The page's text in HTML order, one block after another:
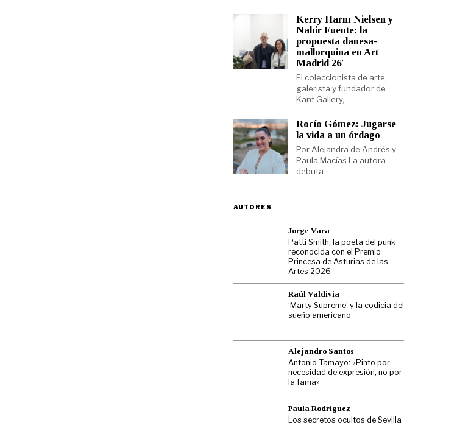
Kerry Harm Nielsen y
Nahir Fuente: la
propuesta danesa-
mallorquina en Art
Madrid 26′
El coleccionista de arte,
galerista y fundador de
Kant Gallery,
Rocío Gómez: Jugarse
la vida a un órdago
Por Alejandra de Andrés y
Paula Macías La autora
debuta
AUTORES
Jorge Vara
Patti Smith, la poeta del punk
reconocida con el Premio
Princesa de Asturias de las
Artes 2026
Raúl Valdivia
‘Marty Supreme’ y la codicia del
sueño americano
Alejandro Santos
Antonio Tamayo: «Pinto por
necesidad de expresión, no por
la fama»
Paula Rodríguez
Los secretos ocultos de Sevilla